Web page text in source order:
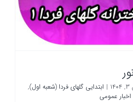
| ابتدایی گلهای فردا (شعبه اول),
اخبار عمومی